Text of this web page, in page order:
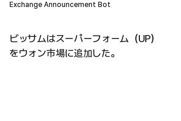
Exchange Announcement Bot
ビッサムはスーパーフォーム（UP）
をウォン市場に追加した。